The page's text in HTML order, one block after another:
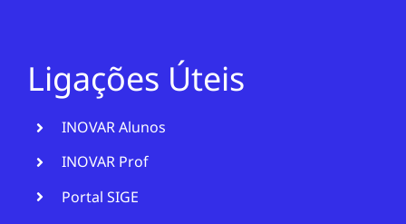
Ligações Úteis
INOVAR Alunos
INOVAR Prof
Portal SIGE